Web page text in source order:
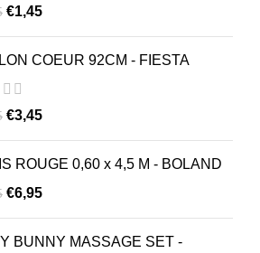
€1,45
COEUR 92CM - FIESTA
€3,45
ROUGE 0,60 x 4,5 M - BOLAND
€6,95
BUNNY MASSAGE SET -